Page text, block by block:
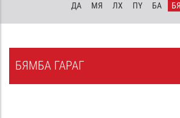
ДА МЯ ЛХ ПҮ БА БЯ
БЯМБА ГАРАГ